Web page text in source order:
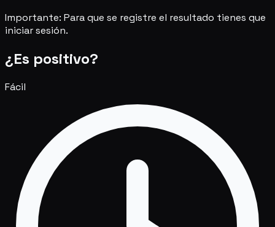
Importante: Para que se registre el resultado tienes que
iniciar sesión.
¿Es positivo?
Fácil